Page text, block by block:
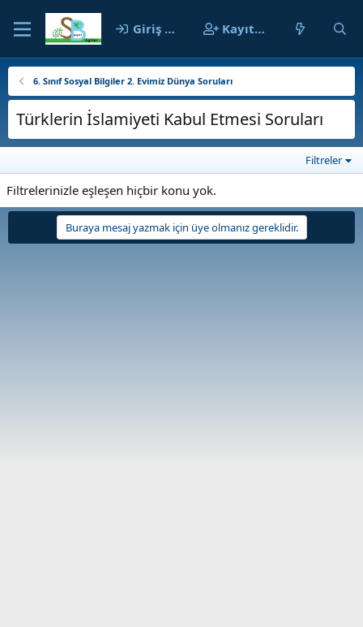
Giriş yap Kayıt ol
6. Sınıf Sosyal Bilgiler 2. Evimiz Dünya Soruları
Türklerin İslamiyeti Kabul Etmesi Soruları
Filtreler
Filtrelerinizle eşleşen hiçbir konu yok.
Buraya mesaj yazmak için üye olmanız gereklidir.